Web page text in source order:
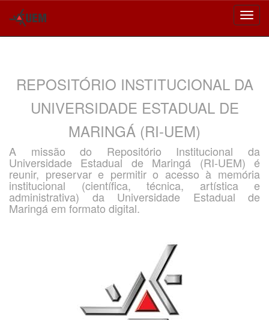
REPOSITÓRIO INSTITUCIONAL DA
UNIVERSIDADE ESTADUAL DE
MARINGÁ (RI-UEM)
A missão do Repositório Institucional da
Universidade Estadual de Maringá (RI-UEM) é
reunir, preservar e permitir o acesso à memória
institucional (científica, técnica, artística e
administrativa) da Universidade Estadual de
Maringá em formato digital.